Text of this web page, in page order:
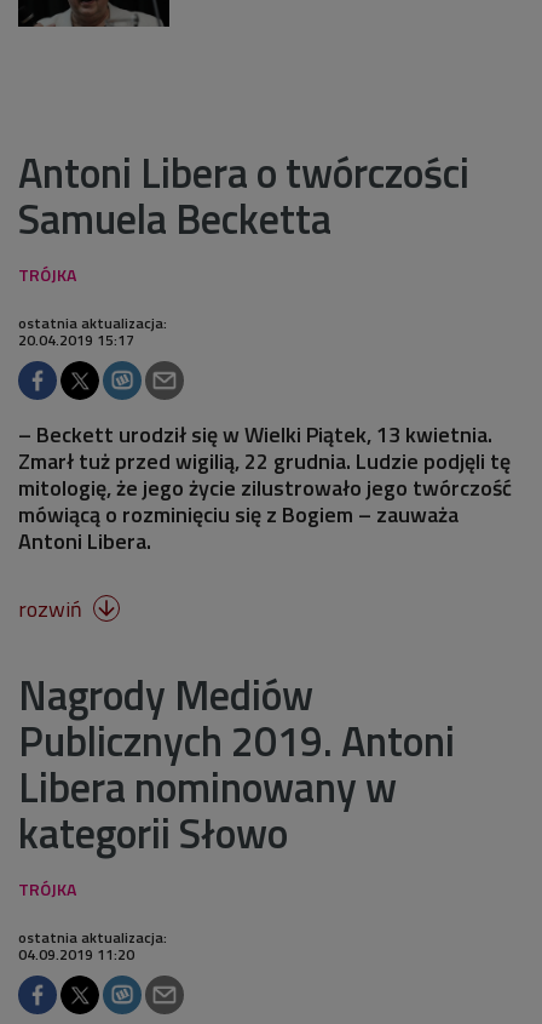
Antoni Libera o twórczości
Samuela Becketta
ostatnia aktualizacja:
20.04.2019 15:17
– Beckett urodził się w Wielki Piątek, 13 kwietnia.
Zmarł tuż przed wigilią, 22 grudnia. Ludzie podjęli tę
mitologię, że jego życie zilustrowało jego twórczość
mówiącą o rozminięciu się z Bogiem – zauważa
Antoni Libera.
rozwiń 
Nagrody Mediów
Publicznych 2019. Antoni
Libera nominowany w
kategorii Słowo
ostatnia aktualizacja:
04.09.2019 11:20